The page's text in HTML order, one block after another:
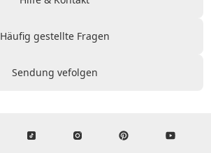
Häufig gestellte Fragen
Sendung vefolgen